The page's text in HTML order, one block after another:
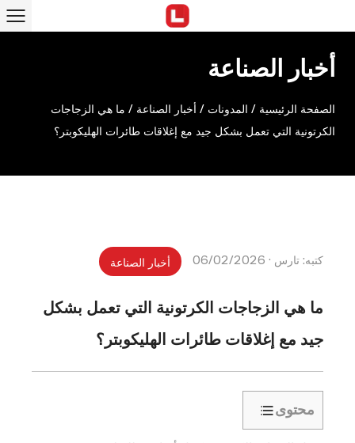
أخبار الصناعة
الصفحة الرئيسية / المدونات / أخبار الصناعة / ما هي الزجاجات
الكرتونية التي تعمل بشكل جيد مع إغلاقات طائرات الهليكوبتر؟
كتبه: تارس · 06/02/2026 أخبار الصناعة
ما هي الزجاجات الكرتونية التي تعمل بشكل
جيد مع إغلاقات طائرات الهليكوبتر؟
محتوى
1